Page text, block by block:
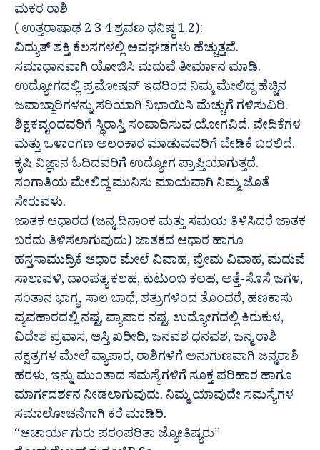
ಮಕರ ರಾಶಿ
( ಉತ್ತರಾಷಾಢ 2 3 4 ಶ್ರವಣ ಧನಿಷ್ಠ 1.2):
ವಿದ್ಯುತ್ ಶಕ್ತಿ ಕೆಲಸಗಳಲ್ಲಿ ಅವಘಡಗಳು ಹೆಚ್ಚುತ್ತವೆ.
ಸಮಾಧಾನವಾಗಿ ಯೋಚಿಸಿ ಮದುವೆ ತೀರ್ಮಾನ ಮಾಡಿ.
ಉದ್ಯೋಗದಲ್ಲಿ ಪ್ರಮೋಷನ್ ಇದರಿಂದ ನಿಮ್ಮ ಮೇಲಿದ್ದ ಹೆಚ್ಚಿನ
ಜವಾಬ್ದಾರಿಗಳನ್ನು ಸರಿಯಾಗಿ ನಿಭಾಯಿಸಿ ಮೆಚ್ಚುಗೆ ಗಳಿಸುವಿರಿ.
ಶಿಕ್ಷಕವೃಂದವರಿಗೆ ಸ್ಥಿರಾಸ್ತಿ ಸಂಪಾದಿಸುವ ಯೋಗವಿದೆ. ವೇದಿಕೆಗಳ
ಮತ್ತು ಒಳಾಂಗಣ ಅಲಂಕಾರ ಮಾಡುವವರಿಗೆ ಬೇಡಿಕೆ ಬರಲಿದೆ.
ಕೃಷಿ ವಿಜ್ಞಾನ ಓದಿದವರಿಗೆ ಉದ್ಯೋಗ ಪ್ರಾಪ್ತಿಯಾಗುತ್ತದೆ.
ಸಂಗಾತಿಯ ಮೇಲಿದ್ದ ಮುನಿಸು ಮಾಯವಾಗಿ ನಿಮ್ಮ ಜೊತೆ
ಸೇರುವಳು.
ಜಾತಕ ಆಧಾರದ (ಜನ್ಮ ದಿನಾಂಕ ಮತ್ತು ಸಮಯ ತಿಳಿಸಿದರೆ ಜಾತಕ
ಬರೆದು ತಿಳಿಸಲಾಗುವುದು) ಜಾತಕದ ಆಧಾರ ಹಾಗೂ
ಹಸ್ತಸಾಮುದ್ರಿಕೆ ಆಧಾರ ಮೇಲೆ ವಿವಾಹ, ಪ್ರೇಮ ವಿವಾಹ, ಮದುವೆ
ಸಾಲಾವಳಿ, ದಾಂಪತ್ಯ ಕಲಹ, ಕುಟುಂಬ ಕಲಹ, ಅತ್ತೆ-ಸೊಸೆ ಜಗಳ,
ಸಂತಾನ ಭಾಗ್ಯ, ಸಾಲ ಬಾಧೆ, ಶತ್ರುಗಳಿಂದ ತೊಂದರೆ, ಹಣಕಾಸು
ವ್ಯವಹಾರದಲ್ಲಿ ನಷ್ಟ, ವ್ಯಾಪಾರ ನಷ್ಟ, ಉದ್ಯೋಗದಲ್ಲಿ ಕಿರುಕುಳ,
ವಿದೇಶ ಪ್ರವಾಸ, ಆಸ್ತಿ ಖರೀದಿ, ಜನವಶ ಧನವಶ, ಜನ್ಮ ರಾಶಿ
ನಕ್ಷತ್ರಗಳ ಮೇಲೆ ವ್ಯಾಪಾರ, ರಾಶಿಗಳಿಗೆ ಅನುಗುಣವಾಗಿ ಜನ್ಮರಾಶಿ
ಹರಳು, ಇನ್ನು ಮುಂತಾದ ಸಮಸ್ಯೆಗಳಿಗೆ ಸೂಕ್ತ ಪರಿಹಾರ ಹಾಗೂ
ಮಾರ್ಗದರ್ಶನ ನೀಡಲಾಗುವುದು. ನಿಮ್ಮ ಯಾವುದೇ ಸಮಸ್ಯೆಗಳ
ಸಮಾಲೋಚನೆಗಾಗಿ ಕರೆ ಮಾಡಿರಿ.
“ಆಚಾರ್ಯ ಗುರು ಪರಂಪರಿತಾ ಜ್ಯೋತಿಷ್ಯರು”